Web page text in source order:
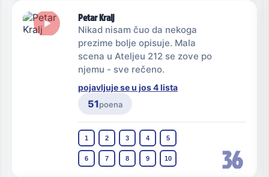
36
Petar Kralj
Nikad nisam čuo da nekoga
prezime bolje opisuje. Mala
scena u Ateljeu 212 se zove po
njemu - sve rečeno.
pojavljuje se u jos 4 lista
51poena
1 2 3 4 5
6 7 8 9 10